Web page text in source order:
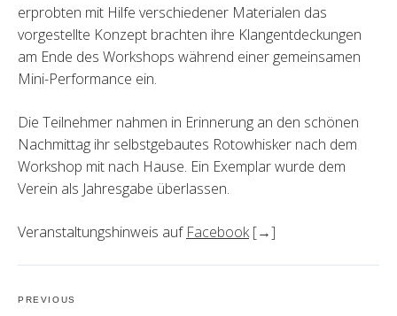
erprobten mit Hilfe verschiedener Materialen das
vorgestellte Konzept brachten ihre Klangentdeckungen
am Ende des Workshops während einer gemeinsamen
Mini-Performance ein.
Die Teilnehmer nahmen in Erinnerung an den schönen
Nachmittag ihr selbstgebautes Rotowhisker nach dem
Workshop mit nach Hause. Ein Exemplar wurde dem
Verein als Jahresgabe überlassen.
Veranstaltungshinweis auf Facebook[→]
navigation
PREVIOUS